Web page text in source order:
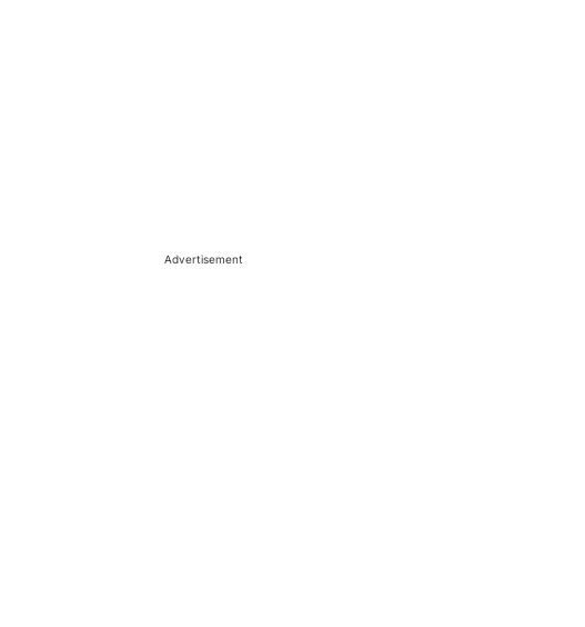
Advertisement